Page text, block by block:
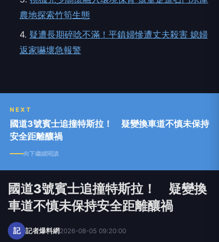
農地探索竹筍生態
4. 疑遭長期碎唸不滿！平鎮婦慘遭丈夫殺害 媳婦
返家嚇壞急報警
NEXT
國道3號賓士追撞特斯拉！ 疑變換車道不慎未保持
安全距離釀禍
向下繼續閱讀
國道3號賓士追撞特斯拉！ 疑變換
車道不慎未保持安全距離釀禍
記 記者爆料網2026-08-05 09:20:00